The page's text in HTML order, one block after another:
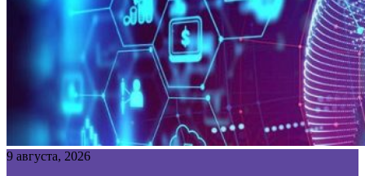
9 августа, 2026